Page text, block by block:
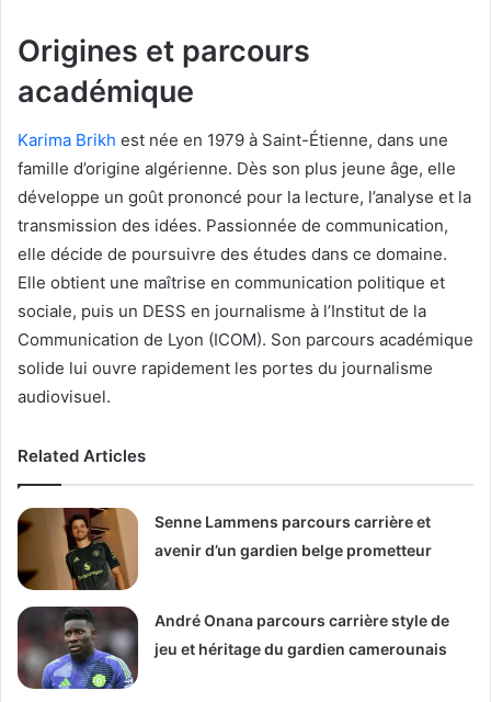
Origines et parcours
académique
Karima Brikh est née en 1979 à Saint-Étienne, dans une
famille d’origine algérienne. Dès son plus jeune âge, elle
développe un goût prononcé pour la lecture, l’analyse et la
transmission des idées. Passionnée de communication,
elle décide de poursuivre des études dans ce domaine.
Elle obtient une maîtrise en communication politique et
sociale, puis un DESS en journalisme à l’Institut de la
Communication de Lyon (ICOM). Son parcours académique
solide lui ouvre rapidement les portes du journalisme
audiovisuel.
Related Articles
Senne Lammens parcours carrière et
avenir d’un gardien belge prometteur
André Onana parcours carrière style de
jeu et héritage du gardien camerounais